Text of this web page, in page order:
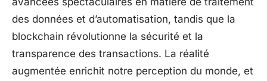
des données et d’automatisation, tandis que la
blockchain révolutionne la sécurité et la
transparence des transactions. La réalité
augmentée enrichit notre perception du monde, et